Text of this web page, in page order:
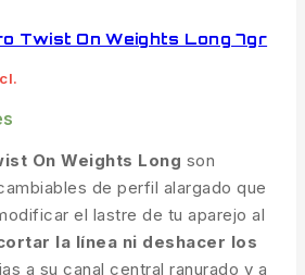
Twist On Weights Long 7gr
On Weights Long son
de perfil alargado que
el lastre de tu aparejo al
la línea ni deshacer los
a su canal central ranurado y a